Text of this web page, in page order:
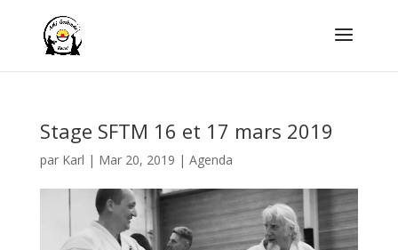
Stage SFTM 16 et 17 mars 2019
par Karl | Mar 20, 2019 | Agenda